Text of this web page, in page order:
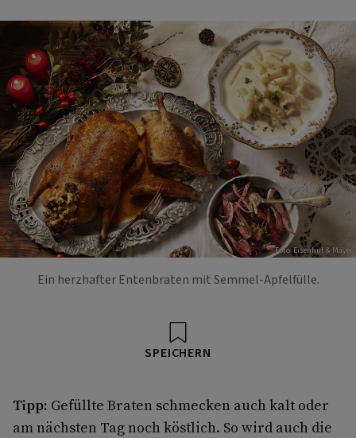
Foto: Eisenhut & Mayer
Ein herzhafter Entenbraten mit Semmel-Apfelfülle.
SPEICHERN
Tipp: Gefüllte Braten schmecken auch kalt oder
am nächsten Tag noch köstlich. So wird auch die